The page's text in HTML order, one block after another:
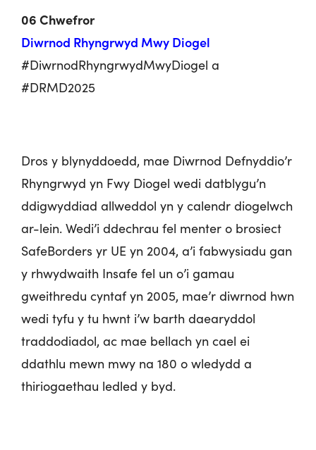
06 Chwefror
Diwrnod Rhyngrwyd Mwy Diogel
#DiwrnodRhyngrwydMwyDiogel a
#DRMD2025
Dros y blynyddoedd, mae Diwrnod Defnyddio’r
Rhyngrwyd yn Fwy Diogel wedi datblygu’n
ddigwyddiad allweddol yn y calendr diogelwch
ar-lein. Wedi’i ddechrau fel menter o brosiect
SafeBorders yr UE yn 2004, a’i fabwysiadu gan
y rhwydwaith Insafe fel un o’i gamau
gweithredu cyntaf yn 2005, mae’r diwrnod hwn
wedi tyfu y tu hwnt i’w barth daearyddol
traddodiadol, ac mae bellach yn cael ei
ddathlu mewn mwy na 180 o wledydd a
thiriogaethau ledled y byd.